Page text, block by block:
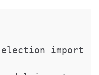
import